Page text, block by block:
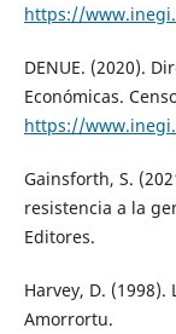
https://
DENUE. (2020).
Económicas.
https://
Gainsforth, S.
resistencia a la
Editores.
Harvey, D.
Amorrortu.